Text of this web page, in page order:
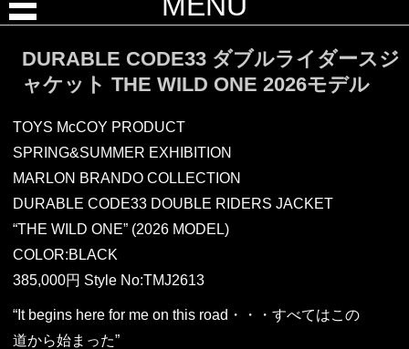
DURABLE CODE33 ダブルライダースジ
ャケット THE WILD ONE 2026モデル
TOYS McCOY PRODUCT
SPRING&SUMMER EXHIBITION
MARLON BRANDO COLLECTION
DURABLE CODE33 DOUBLE RIDERS JACKET
“THE WILD ONE” (2026 MODEL)
COLOR:BLACK
385,000円 Style No:TMJ2613
“It begins here for me on this road・・・すべてはこの
道から始まった”